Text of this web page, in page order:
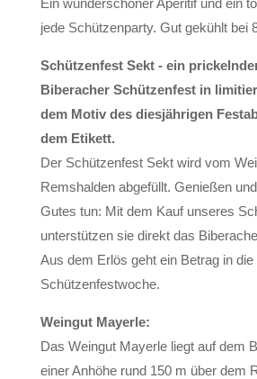
Ein wunderschöner Aperitif und ein
jede Schützenparty. Gut gekühlt bei
Schützenfest Sekt - ein
Biberacher Schützenfest in
dem Motiv des diesjährigen
dem Etikett.
Der Schützenfest Sekt wird vom
Remshalden abgefüllt. Genießen
Gutes tun: Mit dem Kauf unseres
unterstützen sie direkt das
Aus dem Erlös geht ein Betrag in
Schützenfestwoche.
Weingut Mayerle:
Das Weingut Mayerle liegt auf dem
einer Anhöhe rund 150 m über dem